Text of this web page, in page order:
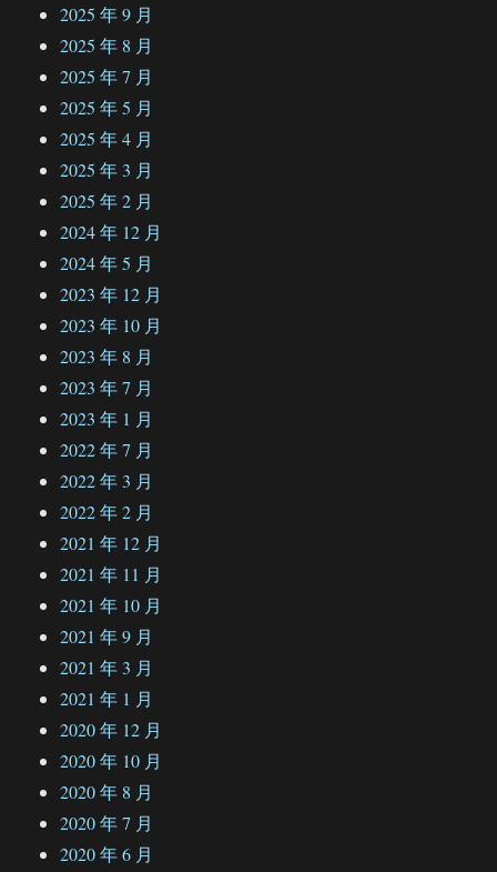
2025 年 9 月
2025 年 8 月
2025 年 7 月
2025 年 5 月
2025 年 4 月
2025 年 3 月
2025 年 2 月
2024 年 12 月
2024 年 5 月
2023 年 12 月
2023 年 10 月
2023 年 8 月
2023 年 7 月
2023 年 1 月
2022 年 7 月
2022 年 3 月
2022 年 2 月
2021 年 12 月
2021 年 11 月
2021 年 10 月
2021 年 9 月
2021 年 3 月
2021 年 1 月
2020 年 12 月
2020 年 10 月
2020 年 8 月
2020 年 7 月
2020 年 6 月